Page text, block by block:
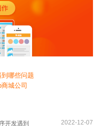
哪些问题
城公司
开发遇到 2022-12-07